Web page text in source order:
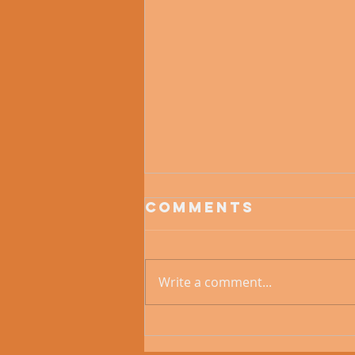
66-й маршрут покорен.
Большой американский
Comments
Write a comment...